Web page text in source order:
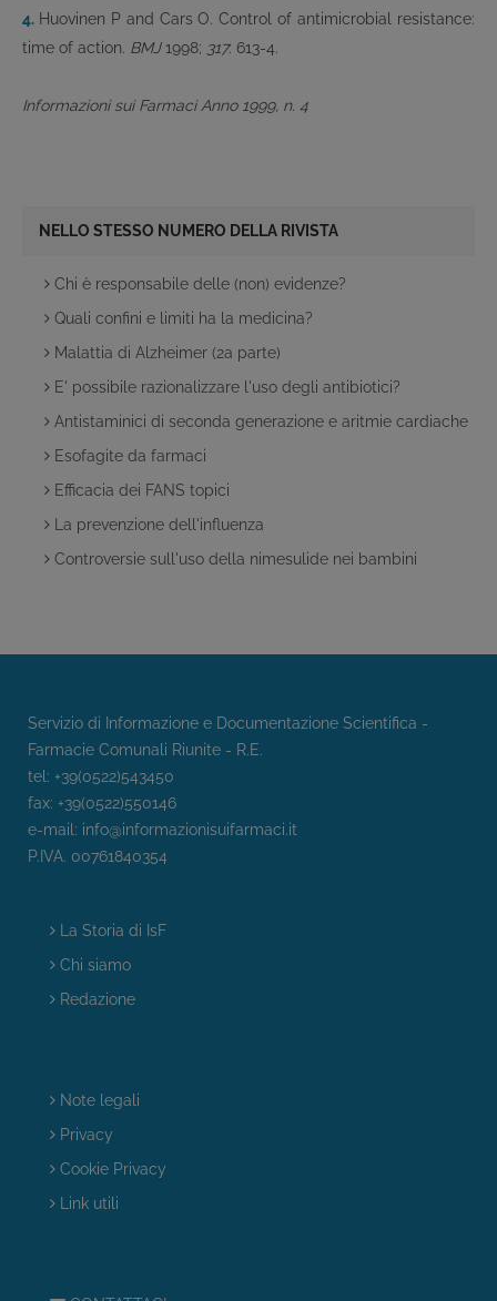
4. Huovinen P and Cars O. Control of antimicrobial resistance:
time of action. BMJ1998; 317: 613-4.
Informazioni sui Farmaci Anno 1999, n. 4
NELLO STESSO NUMERO DELLA RIVISTA
Chi è responsabile delle (non) evidenze?
Quali confini e limiti ha la medicina?
Malattia di Alzheimer (2a parte)
E' possibile razionalizzare l'uso degli antibiotici?
Antistaminici di seconda generazione e aritmie cardiache
Esofagite da farmaci
Efficacia dei FANS topici
La prevenzione dell'influenza
Controversie sull'uso della nimesulide nei bambini
Servizio di Informazione e Documentazione Scientifica -
Farmacie Comunali Riunite - R.E.
tel: +39(0522)543450
fax: +39(0522)550146
e-mail: info@informazionisuifarmaci.it
P.IVA. 00761840354
La Storia di IsF
Chi siamo
Redazione
Note legali
Privacy
Cookie Privacy
Link utili